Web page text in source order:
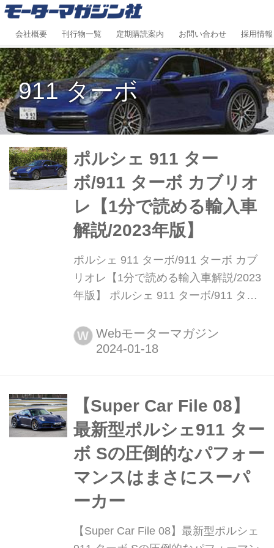
会社概要 刊行物一覧 定期購読案内 お問い合わせ 採用情報
911 ターボ
ポルシェ 911 ター
ボ/911 ターボ カブリオ
レ【1分で読める輸入車
解説/2023年版】
ポルシェ 911 ターボ/911 ターボ カブ
リオレ【1分で読める輸入車解説/2023
年版】 ポルシェ 911 ターボ/911 ター
Turbo Cabriolet)現行モデル発表
日:2020年3月31日車両価格:2832万
W Webモーターマガジン
【Super Car File 08】
最新型ポルシェ911 ター
ボ Sの圧倒的なパフォー
マンスはまさにスーパ
ーカー
【Super Car File 08】最新型ポルシェ